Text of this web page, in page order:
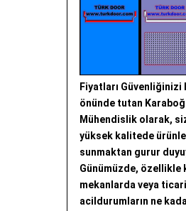
Fiyatları Güvenliğinizi
önünde tutan
Mühendislik olarak,
yüksek kalitede
sunmaktan gurur
Günümüzde, özellikle
mekanlarda veya
acildurumların ne